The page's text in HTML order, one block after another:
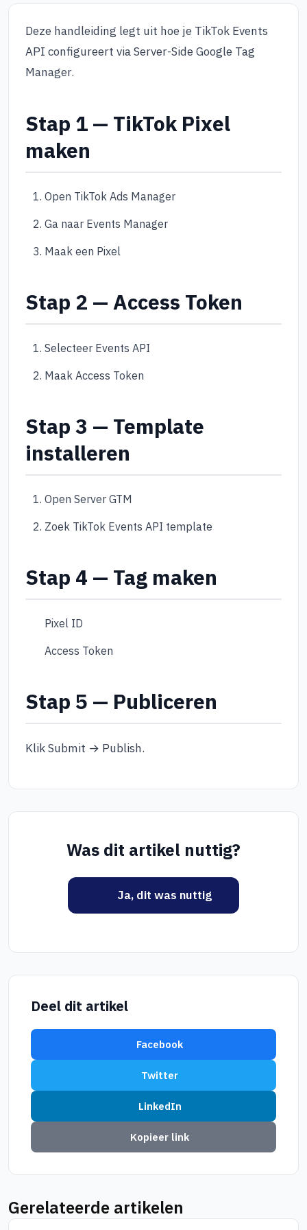
Deze handleiding legt uit hoe je TikTok Events
API configureert via Server-Side Google Tag
Manager.
Stap 1 — TikTok Pixel
maken
Open TikTok Ads Manager
Ga naar Events Manager
Maak een Pixel
Stap 2 — Access Token
Selecteer Events API
Maak Access Token
Stap 3 — Template
installeren
Open Server GTM
Zoek TikTok Events API template
Stap 4 — Tag maken
Pixel ID
Access Token
Stap 5 — Publiceren
Klik Submit → Publish.
Was dit artikel nuttig?
Ja, dit was nuttig
Deel dit artikel
Facebook
Twitter
LinkedIn
Kopieer link
Gerelateerde artikelen